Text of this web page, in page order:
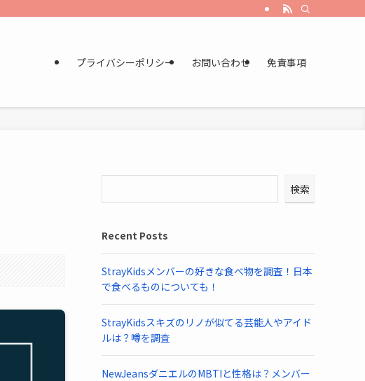
プライバシーポリシー お問い合わせ 免責事項
検索
Recent Posts
StrayKidsメンバーの好きな食べ物を調査！日本
で食べるものについても！
StrayKidsスキズのリノが似てる芸能人やアイド
ルは？噂を調査
NewJeansダニエルのMBTIと性格は？メンバー